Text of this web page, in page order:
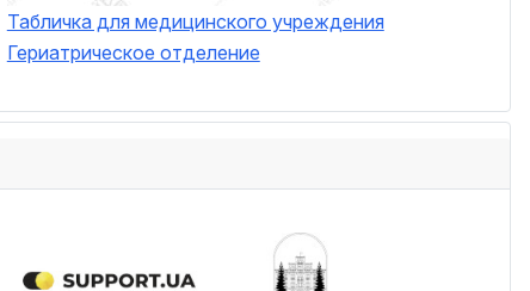
Табличка для медицинского учреждения
Гериатрическое отделение